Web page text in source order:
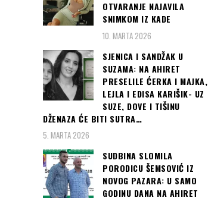
OTVARANJE NAJAVILA
SNIMKOM IZ KADE
10. MARTA 2026
SJENICA I SANDŽAK U
SUZAMA: NA AHIRET
PRESELILE ĆERKA I MAJKA,
LEJLA I EDISA KARIŠIK- UZ
SUZE, DOVE I TIŠINU
DŽENAZA ĆE BITI SUTRA…
5. MARTA 2026
SUDBINA SLOMILA
PORODICU ŠEMSOVIĆ IZ
NOVOG PAZARA: U SAMO
GODINU DANA NA AHIRET